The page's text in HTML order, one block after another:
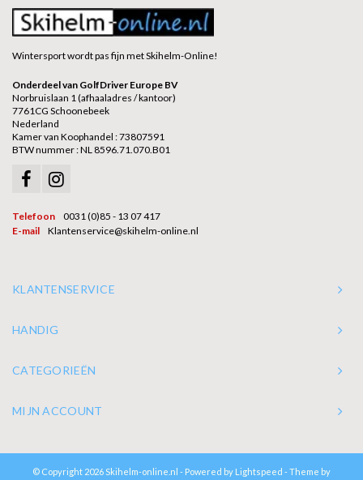
Wintersport wordt pas fijn met Skihelm-Online!
Onderdeel van GolfDriver Europe BV
Norbruislaan 1 (afhaaladres / kantoor)
7761CG Schoonebeek
Nederland
Kamer van Koophandel : 73807591
BTW nummer : NL 8596.71.070.B01
Telefoon
0031 (0)85 - 13 07 417
E-mail
Klantenservice@skihelm-online.nl
KLANTENSERVICE
HANDIG
CATEGORIEËN
MIJN ACCOUNT
© Copyright 2026 Skihelm-online.nl - Powered by Lightspeed - Theme by